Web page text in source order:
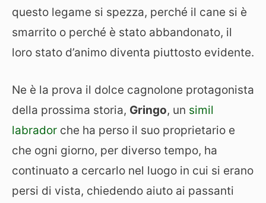
questo legame si spezza, perché il cane si è
smarrito o perché è stato abbandonato, il
loro stato d’animo diventa piuttosto evidente.
Ne è la prova il dolce cagnolone protagonista
della prossima storia, Gringo, un simil
labrador che ha perso il suo proprietario e
che ogni giorno, per diverso tempo, ha
continuato a cercarlo nel luogo in cui si erano
persi di vista, chiedendo aiuto ai passanti